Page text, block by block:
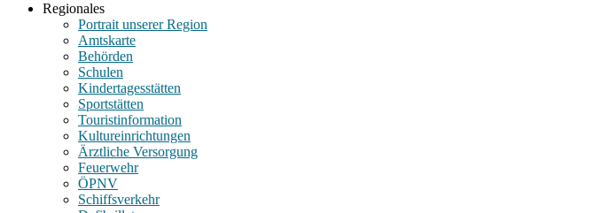
Regionales
Portrait unserer Region
Amtskarte
Behörden
Schulen
Kindertagesstätten
Sportstätten
Touristinformation
Kultureinrichtungen
Ärztliche Versorgung
Feuerwehr
ÖPNV
Schiffsverkehr